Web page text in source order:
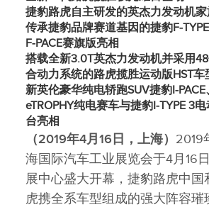
捷豹路虎自主研发的英杰力发动机
传承捷豹品牌赛道基因的捷豹F‑TYPE
F‑PACE赛旗版亮相
搭载全新3.0T英杰力发动机并采用48
合动力系统的路虎揽胜运动版HST车
新英伦豪华纯电轿跑SUV捷豹I‑PACE
eTROPHY纯电赛车与捷豹I‑TYPE 3电
台亮相
（2019年4月 16 日，上海） 2019
海国际汽车工业展览会于4月16
展中心盛大开幕，捷豹路虎中国
虎携全系车型组成的强大阵容璀